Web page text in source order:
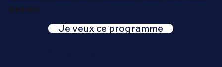
besoin.
Je veux ce programme